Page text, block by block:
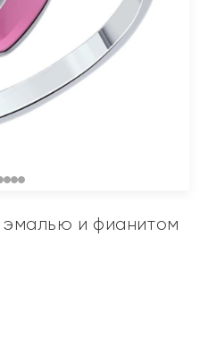
и фианитом